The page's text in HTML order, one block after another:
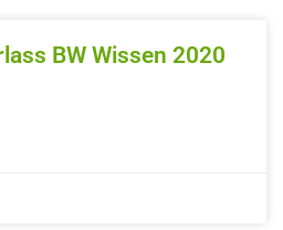
BW Wissen 2020